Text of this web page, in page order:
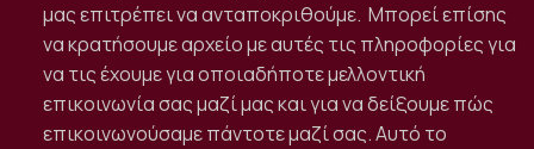
μας επιτρέπει να ανταποκριθούμε. Μπορεί επίσης
να κρατήσουμε αρχείο με αυτές τις πληροφορίες για
να τις έχουμε για οποιαδήποτε μελλοντική
επικοινωνία σας μαζί μας και για να δείξουμε πώς
επικοινωνούσαμε πάντοτε μαζί σας. Αυτό το